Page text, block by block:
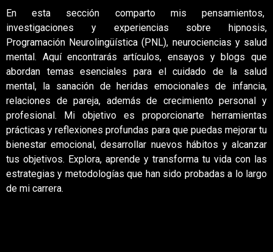
En esta sección comparto mis pensamientos,
investigaciones y experiencias sobre hipnosis,
Programación Neurolingüística (PNL), neurociencias y salud
mental. Aquí encontrarás artículos, ensayos y blogs que
abordan temas esenciales para el cuidado de la salud
mental, la sanación de heridas emocionales de infancia,
relaciones de pareja, además de crecimiento personal y
profesional. Mi objetivo es proporcionarte herramientas
prácticas y reflexiones profundas para que puedas mejorar tu
bienestar emocional, desarrollar nuevos hábitos y alcanzar
tus objetivos. Explora, aprende y transforma tu vida con las
estrategias y metodologías que han sido probadas a lo largo
de mi carrera.